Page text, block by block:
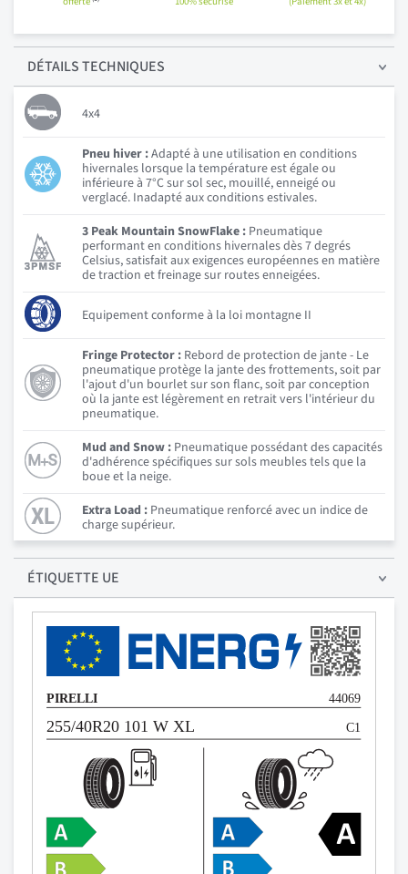
DÉTAILSTECHNIQUES
4x4
Pneu hiver :Adapté à une utilisation en conditions
hivernales lorsque la température est égale ou
inférieure à 7°C sur sol sec, mouillé, enneigé ou
verglacé. Inadapté aux conditions estivales.
3 Peak Mountain SnowFlake : Pneumatique
performant en conditions hivernales dès 7 degrés
Celsius, satisfait aux exigences européennes en matière
de traction et freinage sur routes enneigées.
Equipement conforme à la loi montagne II
Fringe Protector : Rebord de protection de jante - Le
pneumatique protège la jante des frottements, soit par
l'ajout d'un bourlet sur son flanc, soit par conception
où la jante est légèrement en retrait vers l'intérieur du
pneumatique.
Mud and Snow : Pneumatique possédant des capacités
d'adhérence spécifiques sur sols meubles tels que la
boue et la neige.
Extra Load : Pneumatique renforcé avec un indice de
charge supérieur.
ÉTIQUETTE UE